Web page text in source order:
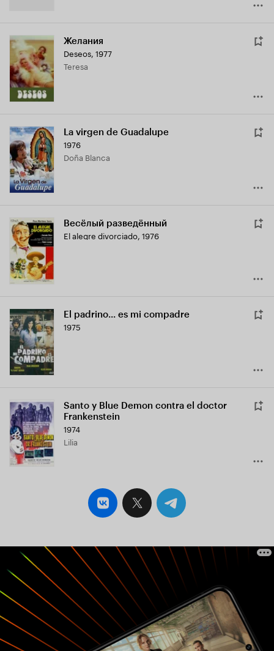
Желания
Deseos, 1977
Teresa
La virgen de Guadalupe
1976
Doña Blanca
Весёлый разведённый
El alegre divorciado, 1976
El padrino... es mi compadre
1975
Santo y Blue Demon contra el doctor
Frankenstein
1974
Lilia